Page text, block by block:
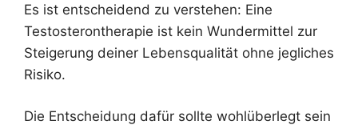
Es ist entscheidend zu verstehen: Eine
Testosterontherapie ist kein Wundermittel zur
Steigerung deiner Lebensqualität ohne jegliches
Risiko.
Die Entscheidung dafür sollte wohlüberlegt sein